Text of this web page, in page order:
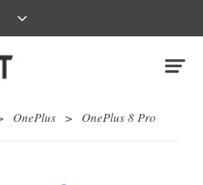
OnePlus > OnePlus 8 Pro